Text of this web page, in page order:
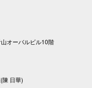
オーバルビル10階
陳 日華)